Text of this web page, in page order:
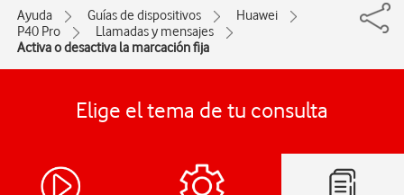
Ayuda Guías de dispositivos
Huawei
P40 Pro
Llamadas y mensajes
Activa o desactiva la marcación fija
Elige el tema de tu consulta